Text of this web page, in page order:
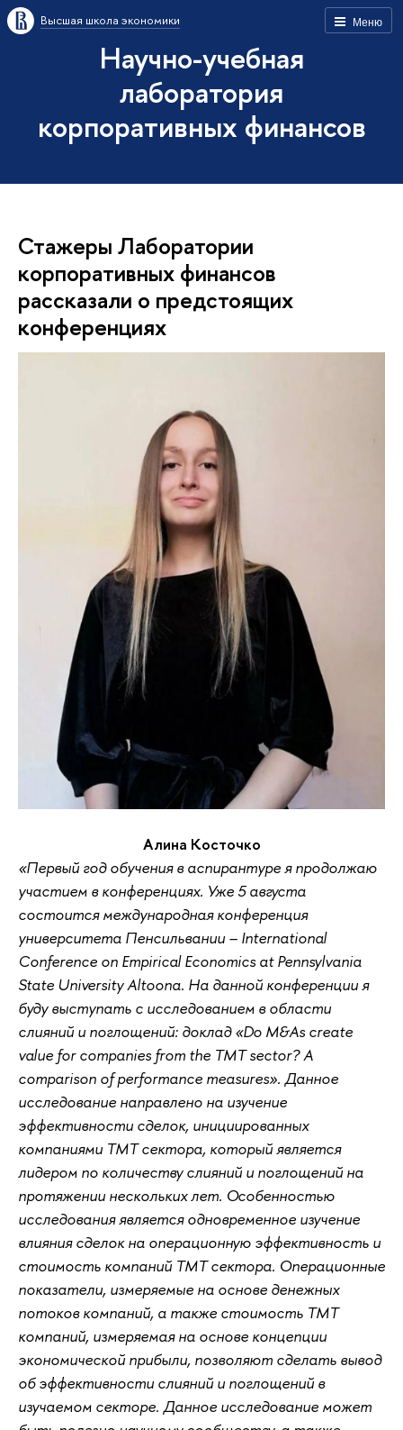
Меню
Высшая школа экономики
Научно-учебная
лаборатория
корпоративных финансов
Стажеры Лаборатории
корпоративных финансов
рассказали о предстоящих
конференциях
Алина Косточко
«Первый год обучения в аспирантуре я продолжаю
участием в конференциях. Уже 5 августа
состоится международная конференция
университета Пенсильвании – International
Conference on Empirical Economics at Pennsylvania
State University Altoona. На данной конференции я
буду выступать с исследованием в области
слияний и поглощений: доклад «Do M&As create
value for companies from the TMT sector? A
comparison of performance measures». Данное
исследование направлено на изучение
эффективности сделок, инициированных
компаниями ТМТ сектора, который является
лидером по количеству слияний и поглощений на
протяжении нескольких лет. Особенностью
исследования является одновременное изучение
влияния сделок на операционную эффективность и
стоимость компаний ТМТ сектора. Операционные
показатели, измеряемые на основе денежных
потоков компаний, а также стоимость ТМТ
компаний, измеряемая на основе концепции
экономической прибыли, позволяют сделать вывод
об эффективности слияний и поглощений в
изучаемом секторе. Данное исследование может